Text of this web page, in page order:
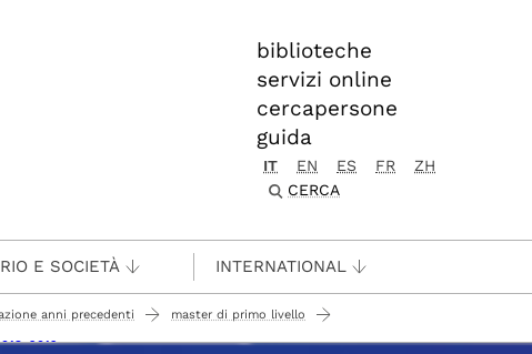
biblioteche
servizi online
cercapersone
guida
IT EN ES FR
ZH
CERCA
E SOCIETÀ INTERNATIONAL
anni precedenti master di primo livello
2019